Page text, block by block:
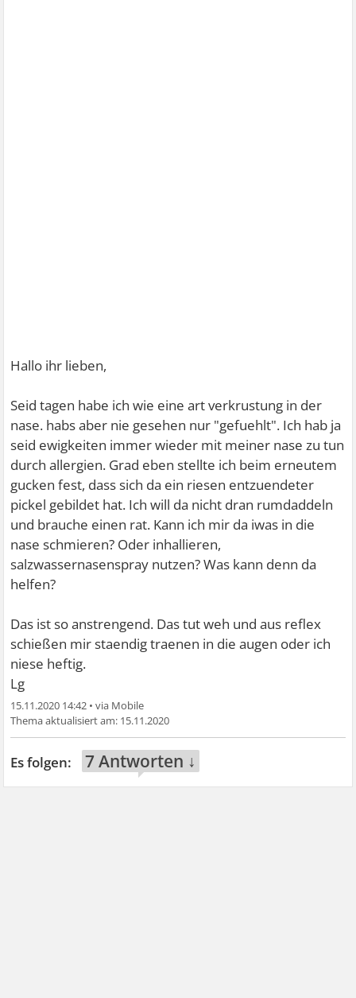
Hallo ihr lieben,
Seid tagen habe ich wie eine art verkrustung in der
nase. habs aber nie gesehen nur "gefuehlt". Ich hab ja
seid ewigkeiten immer wieder mit meiner nase zu tun
durch allergien. Grad eben stellte ich beim erneutem
gucken fest, dass sich da ein riesen entzuendeter
pickel gebildet hat. Ich will da nicht dran rumdaddeln
und brauche einen rat. Kann ich mir da iwas in die
nase schmieren? Oder inhallieren,
salzwassernasenspray nutzen? Was kann denn da
helfen?
Das ist so anstrengend. Das tut weh und aus reflex
schießen mir staendig traenen in die augen oder ich
niese heftig.
Lg
15.11.2020 14:42 •
15.11.2020
7 Antworten ↓